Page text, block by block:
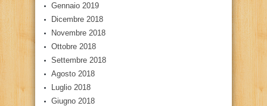
Gennaio 2019
Dicembre 2018
Novembre 2018
Ottobre 2018
Settembre 2018
Agosto 2018
Luglio 2018
Giugno 2018